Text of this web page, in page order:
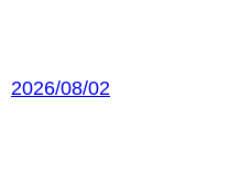
2026/08/02